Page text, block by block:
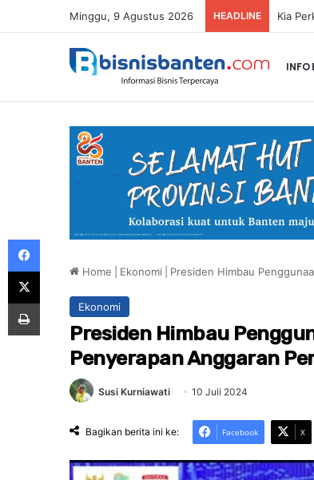
Minggu, 9 Agustus 2026 HEADLINE
INFO
Home Ekonomi Presiden Himbau
Ekonomi
Presiden Himbau
Penyerapan Anggaran
Susi Kurniawati 10 Juli 2024
Bagikan berita ini ke: Facebook X
Facebook